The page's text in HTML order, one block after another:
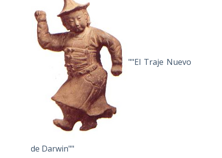
""El Traje Nuevo
de Darwin""